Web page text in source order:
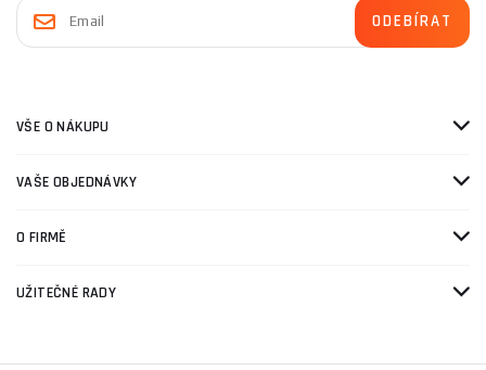
VŠE O NÁKUPU
VAŠE OBJEDNÁVKY
O FIRMĚ
UŽITEČNÉ RADY